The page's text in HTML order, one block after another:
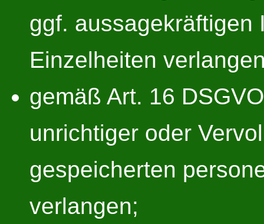
ggf. aussagekräftigen
Einzelheiten
gemäß Art. 16
unrichtiger oder
gespeicherten
verlangen;